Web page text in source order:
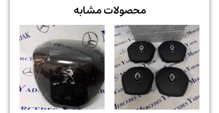
محصولات مشابه